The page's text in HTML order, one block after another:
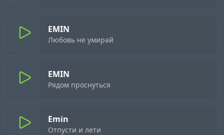
EMIN
Любовь не умирай
EMIN
Рядом проснуться
Emin
Отпусти и лети